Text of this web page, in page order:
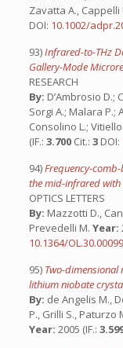
Zavatta A., Cappelli
DOI: 10.1002/
93)Infrared-to-THz
Gallery-Mode
RESEARCH
By: D’Ambrosio D.;
Sorgi A.; Malara P.;
Consolino L.;
(IF.: 3.700 Cit.: 3 DOI:
94)Frequency-
the mid-infrared
OPTICS LETTERS
By: Mazzotti D.,
Prevedelli M. Year:
10.1364/
95) Two-
lithium niobate
By: de Angelis M.,
P., Grilli S., Paturzo
Year: 2005 (IF.: